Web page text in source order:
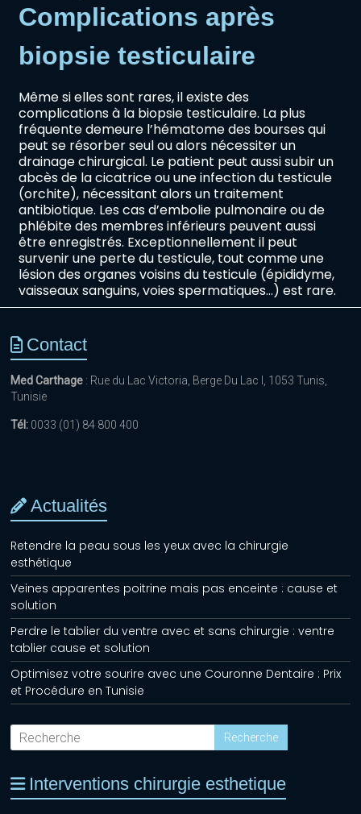
Complications après
biopsie testiculaire
Même si elles sont rares, il existe des
complications à la biopsie testiculaire. La plus
fréquente demeure l’hématome des bourses qui
peut se résorber seul ou alors nécessiter un
drainage chirurgical. Le patient peut aussi subir un
abcès de la cicatrice ou une infection du testicule
(orchite), nécessitant alors un traitement
antibiotique. Les cas d’embolie pulmonaire ou de
phlébite des membres inférieurs peuvent aussi
être enregistrés. Exceptionnellement il peut
survenir une perte du testicule, tout comme une
lésion des organes voisins du testicule (épididyme,
vaisseaux sanguins, voies spermatiques…) est rare.
Contact
Med Carthage : Rue du Lac Victoria, Berge Du Lac I, 1053 Tunis,
Tunisie
Tél: 0033 (01) 84 800 400
Actualités
Retendre la peau sous les yeux avec la chirurgie
esthétique
Veines apparentes poitrine mais pas enceinte : cause et
solution
Perdre le tablier du ventre avec et sans chirurgie : ventre
tablier cause et solution
Optimisez votre sourire avec une Couronne Dentaire : Prix
et Procédure en Tunisie
Interventions chirurgie esthetique